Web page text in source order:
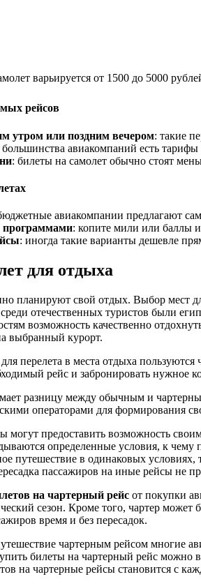
варьируется от 1500 до 5000
рейсов
утром или поздним вечером: такие
большинства авиакомпаний есть
: билеты на самолет обычно стоят
авиакомпании предлагают
программами: копите мили или баллы
: иногда такие варианты дешевле
для отдыха
планируют свой отдых. Выбор мест
отечественных туристов были
возможность качественно
выбранный курорт.
перелета в места отдыха
рейс и забронировать нужное
разницу между обычным и
операторами для формирования
могут предоставить возможность
определенные условия, к чему
путешествие в одинаковых условиях,
пассажиров на иные рейсы не
на чартерный рейс от покупки
сезон. Кроме того, чартер может
время и без пересадок.
чартерным рейсом многие
билеты на чартерный рейс
на чартерные рейсы становится с